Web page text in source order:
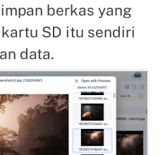
berkas yang
SD itu sendiri
data.